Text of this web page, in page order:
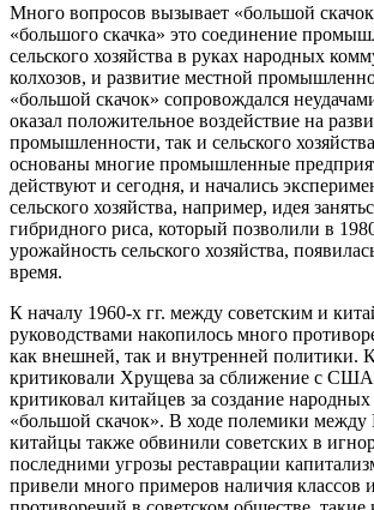
Много вопросов вызывает «большой
«большого скачка» это соединение
сельского хозяйства в руках народных
колхозов, и развитие местной
«большой скачок» сопровождался
оказал положительное воздействие на
промышленности, так и сельского
основаны многие промышленные
действуют и сегодня, и начались
сельского хозяйства, например, идея
гибридного риса, который позволили в
урожайность сельского хозяйства,
время.
К началу 1960-х гг. между советским и
руководствами накопилось много
как внешней, так и внутренней политики.
критиковали Хрущева за сближение с
критиковал китайцев за создание
«большой скачок». В ходе полемики
китайцы также обвинили советских в
последними угрозы реставрации
привели много примеров наличия классов